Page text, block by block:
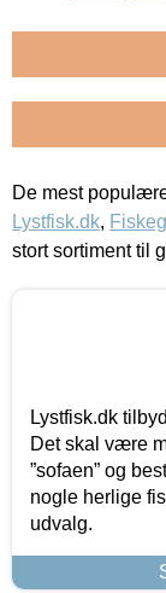
De mest
Lystfisk.dk,
stort sortiment til
Lystfisk.dk
Det skal være
”sofaen” og
nogle herlige
udvalg.